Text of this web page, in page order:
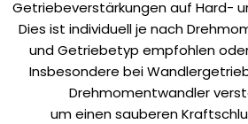
Getriebeverstärkungen auf Hard-
Dies ist individuell je nach
und Getriebetyp empfohlen
Insbesondere bei
Drehmomentwandler
um einen sauberen